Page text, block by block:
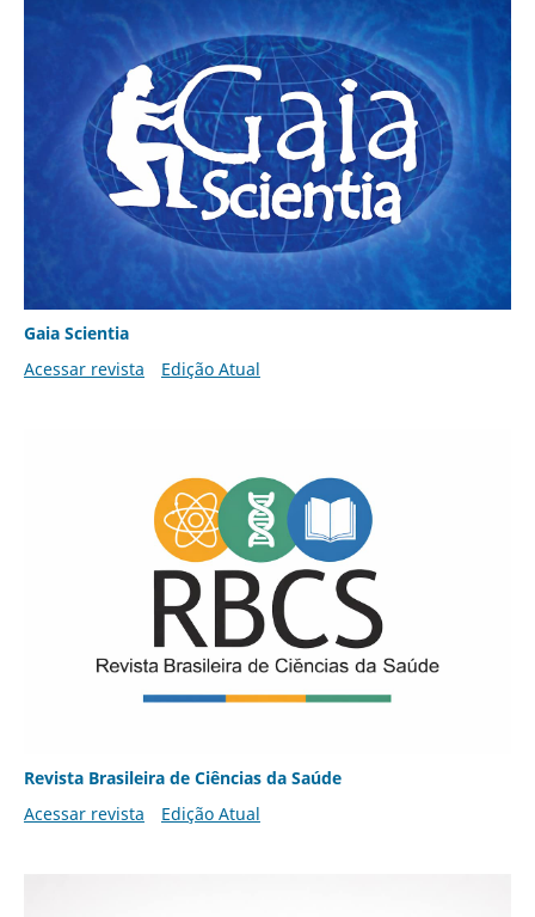
Gaia Scientia
Acessar revista
Edição Atual
Revista Brasileira de Ciências da Saúde
Acessar revista
Edição Atual